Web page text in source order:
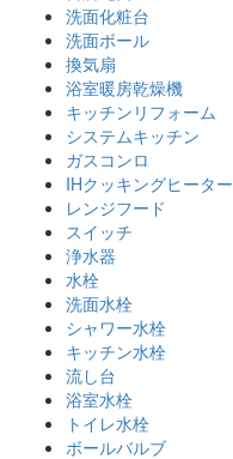
洗面化粧台
洗面ボール
換気扇
浴室暖房乾燥機
キッチンリフォーム
システムキッチン
ガスコンロ
IHクッキングヒーター
レンジフード
スイッチ
浄水器
水栓
洗面水栓
シャワー水栓
キッチン水栓
流し台
浴室水栓
トイレ水栓
ボールバルブ